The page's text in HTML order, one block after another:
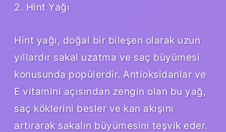
2. Hint Yağı
Hint yağı, doğal bir bileşen olarak uzun
yıllardır sakal uzatma ve saç büyümesi
konusunda popülerdir. Antioksidanlar ve
E vitamini açısından zengin olan bu yağ,
saç köklerini besler ve kan akışını
artırarak sakalın büyümesini teşvik eder.